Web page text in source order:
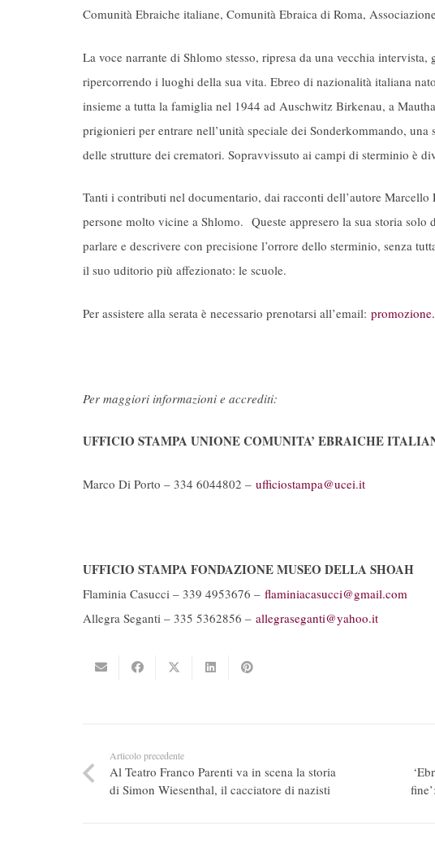
Comunità Ebraiche italiane, Comunità Ebraica di Roma,
La voce narrante di Shlomo stesso, ripresa da una vecchia
ripercorrendo i luoghi della sua vita. Ebreo di nazionalità italiana
insieme a tutta la famiglia nel 1944 ad Auschwitz Birkenau, a
prigionieri per entrare nell’unità speciale dei Sonderkommando,
delle strutture dei crematori. Sopravvissuto ai campi di sterminio è
Tanti i contributi nel documentario, dai racconti dell’autore
persone molto vicine a Shlomo. Queste appresero la sua storia
parlare e descrivere con precisione l’orrore dello sterminio, senza
il suo uditorio più affezionato: le scuole.
Per assistere alla serata è necessario prenotarsi all’email:
Per maggiori informazioni e accrediti:
UFFICIO STAMPA UNIONE COMUNITA’ EBRAICHE
Marco Di Porto – 334 6044802 – ufficiostampa@ucei.it
UFFICIO STAMPA FONDAZIONE MUSEO DELLA SHOAH
Flaminia Casucci – 339 4953676 – flaminiacasucci@gmail.com
Allegra Seganti – 335 5362856 – allegraseganti@yahoo.it
Articolo precedente
Al Teatro Franco Parenti va in scena la storia
di Simon Wiesenthal, il cacciatore di nazisti